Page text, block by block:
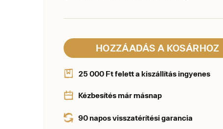
HOZZÁADÁS A KOSÁRHOZ
25 000 Ft felett a kiszállítás ingyenes
Kézbesítés már másnap
90 napos visszatérítési garancia